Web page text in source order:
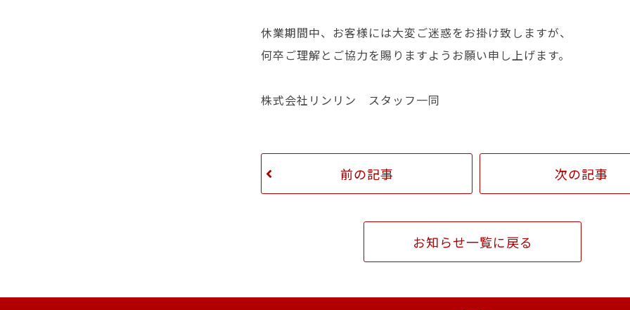
休業期間中、お客様には大変ご迷惑をお掛け致しますが、
何卒ご理解とご協力を賜りますようお願い申し上げます。
株式会社リンリン スタッフ一同
前の記事 次の記事
お知らせ一覧に戻る